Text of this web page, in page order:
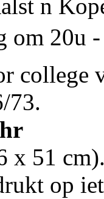
n
om 20u
college
73.
x 51
op